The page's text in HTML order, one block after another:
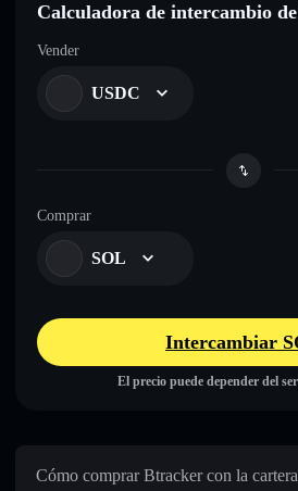
Calculadora de intercambio
Vender
USDC
Comprar
SOL
Intercambiar
El precio puede depender del
Cómo comprar Btracker con la